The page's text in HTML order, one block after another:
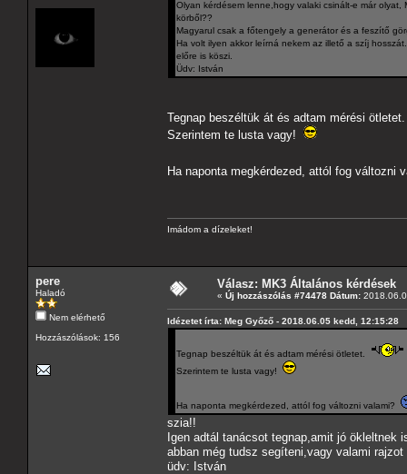
Olyan kérdésem lenne,hogy valaki csinált-e már
körből??
Magyarul csak a főtengely a generátor és a feszítő
Ha volt ilyen akkor leírná nekem az illető a szíj hosszát.
előre is köszi.
Üdv: István
Tegnap beszéltük át és adtam mérési
Szerintem te lusta vagy!
Ha naponta megkérdezed, attól fog változni
Imádom a dízeleket!
pere
Haladó
Nem elérhető
Hozzászólások: 156
Válasz: MK3 Általános kérdések
« Új hozzászólás #74478 Dátum:
Idézetet írta: Meg Győző - 2018.06.05 kedd, 12:15:28
Tegnap beszéltük át és adtam mérési ötletet.
Szerintem te lusta vagy!
Ha naponta megkérdezed, attól fog változni valami?
szia!!
Igen adtál tanácsot tegnap,amit jó
abban még tudsz segíteni,vagy valami
üdv: István